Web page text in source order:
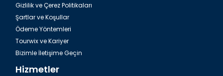
Gizlilik ve Çerez Politikaları
Şartlar ve Koşullar
Ödeme Yöntemleri
Tourwix ve Kariyer
Bizimle İletişime Geçin
Hizmetler